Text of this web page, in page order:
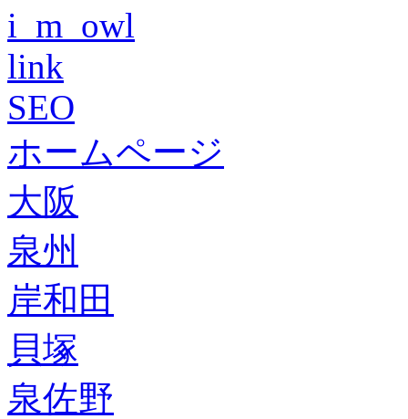
i_m_owl
link
SEO
ホームページ
大阪
泉州
岸和田
貝塚
泉佐野